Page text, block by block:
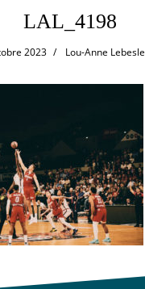
LAL_4198
2023 Lou-Anne Lebesle